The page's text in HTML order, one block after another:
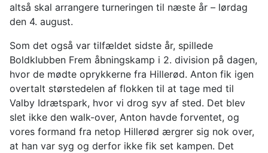
altså skal arrangere turneringen til næste år – lørdag
den 4. august.
Som det også var tilfældet sidste år, spillede
Boldklubben Frem åbningskamp i 2. division på dagen,
hvor de mødte oprykkerne fra Hillerød. Anton fik igen
overtalt størstedelen af flokken til at tage med til
Valby Idrætspark, hvor vi drog syv af sted. Det blev
slet ikke den walk-over, Anton havde forventet, og
vores formand fra netop Hillerød ærgrer sig nok over,
at han var syg og derfor ikke fik set kampen. Det